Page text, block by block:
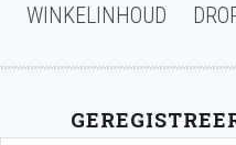
WINKELINHOUD